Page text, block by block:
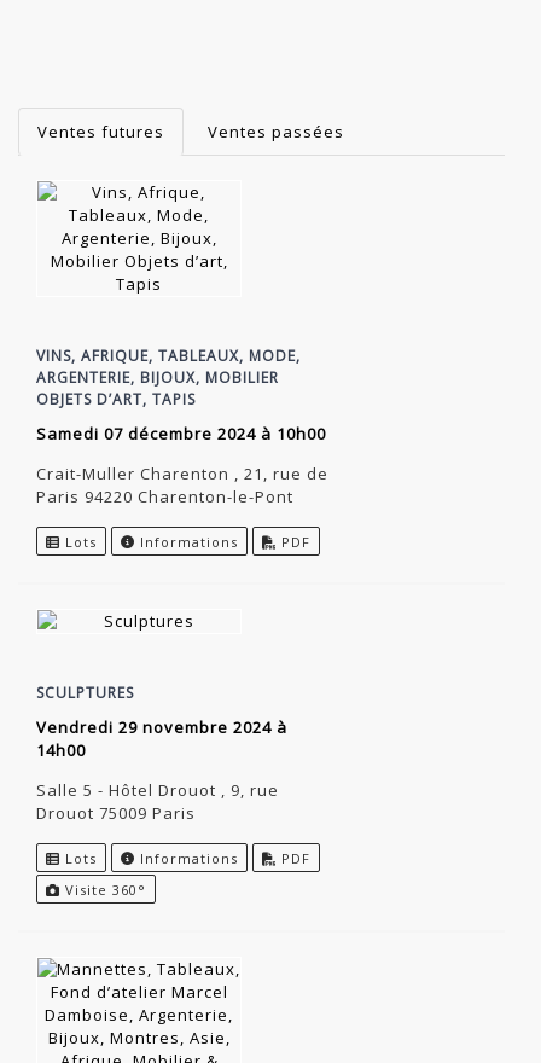
Ventes futures Ventes passées
VINS, AFRIQUE, TABLEAUX, MODE,
ARGENTERIE, BIJOUX, MOBILIER
OBJETS D’ART, TAPIS
samedi 07 décembre 2024 à 10h00
Crait-Muller Charenton , 21, rue de
Paris 94220 Charenton-le-Pont
Lots Informations PDF
SCULPTURES
vendredi 29 novembre 2024 à
14h00
Salle 5 - Hôtel Drouot , 9, rue
Drouot 75009 Paris
Lots Informations
PDF
Visite 360°